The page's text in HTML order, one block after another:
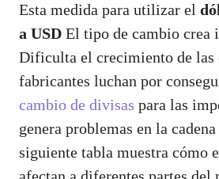
Esta medida para utilizar el
a USD El tipo de cambio crea
Dificulta el crecimiento de las
fabricantes luchan por
cambio de divisas para las
genera problemas en la
siguiente tabla muestra cómo